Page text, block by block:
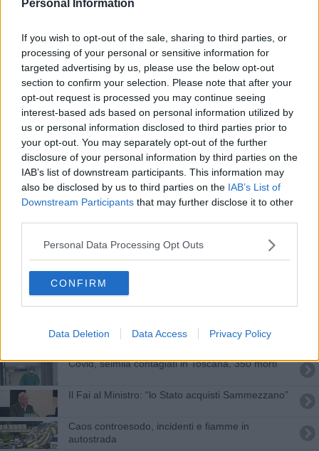
Personal Information
If you wish to opt-out of the sale, sharing to third parties, or
processing of your personal or sensitive information for
targeted advertising by us, please use the below opt-out
section to confirm your selection. Please note that after your
opt-out request is processed you may continue seeing
interest-based ads based on personal information utilized by
us or personal information disclosed to third parties prior to
your opt-out. You may separately opt-out of the further
disclosure of your personal information by third parties on the
IAB’s list of downstream participants. This information may
also be disclosed by us to third parties on the IAB’s List of
Downstream Participants that may further disclose it to other
Personal Data Processing Opt Outs
CONFIRM
Data Deletion Data Access Privacy Policy
Concluse le indagini sui genitori di Matteo Renzi
Il Castello di Sammezzano cerca investitori
Camion prende fuoco in A1, 12 chilometri di coda
La maledizione di Sammezzano, asta ancora
deserta
Pilota toscano muore in Val d’Aosta
Quattro milioni per la sicurezza delle strade
Sorpresi a fare razzia nelle boutique di alta moda
Nubifragi, venti milioni la prima stima dei danni
E l’ex sindaco sulla Bianchina si beccò la multa
Covid, seimila contagiati in Toscana, 350 morti
Il Fai al Ministro: “lo Stato acquisti Sammezzano”
Caos controesodo, incidenti e fiamme in
autostrada